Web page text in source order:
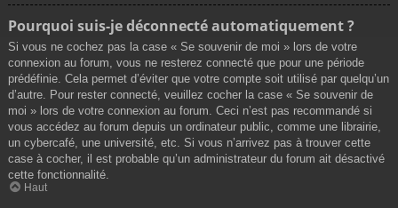
Pourquoi suis-je déconnecté automatiquement ?
Si vous ne cochez pas la case « Se souvenir de moi » lors de votre
connexion au forum, vous ne resterez connecté que pour une période
prédéfinie. Cela permet d’éviter que votre compte soit utilisé par quelqu’un
d’autre. Pour rester connecté, veuillez cocher la case « Se souvenir de
moi » lors de votre connexion au forum. Ceci n’est pas recommandé si
vous accédez au forum depuis un ordinateur public, comme une librairie,
un cybercafé, une université, etc. Si vous n’arrivez pas à trouver cette
case à cocher, il est probable qu’un administrateur du forum ait désactivé
cette fonctionnalité.
Haut